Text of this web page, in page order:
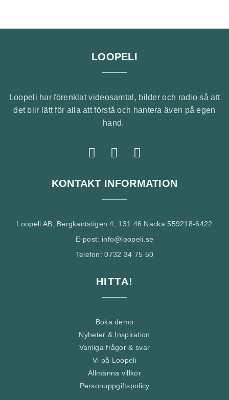
LOOPELI
Loopeli har förenklat videosamtal, bilder och radio så att
det blir lätt för alla att förstå och hantera även på egen
hand.
KONTAKT INFORMATION
Loopeli AB, Bergkantstigen 4, 131 46 Nacka 559218-6422
E-post: info@loopeli.se
Telefon: 0732 34 75 50
HITTA!
Boka demo
Nyheter & Inspiration
Vanliga frågor & svar
Vi på Loopeli
Allmänna villkor
Personuppgiftspolicy